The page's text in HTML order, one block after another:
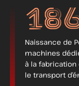
Naissance de
machines
à la
le transport